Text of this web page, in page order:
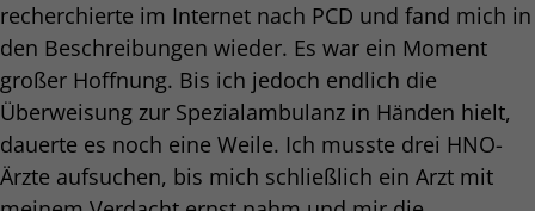
recherchierte im Internet nach PCD und fand mich in
den Beschreibungen wieder. Es war ein Moment
großer Hoffnung. Bis ich jedoch endlich die
Überweisung zur Spezialambulanz in Händen hielt,
dauerte es noch eine Weile. Ich musste drei HNO-
Ärzte aufsuchen, bis mich schließlich ein Arzt mit